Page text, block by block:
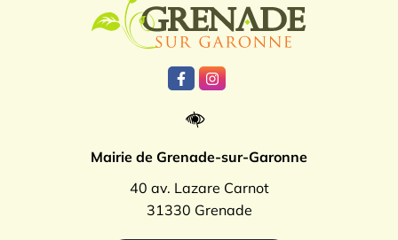
Lien vers le compte Facebook
Lien vers le compte
Mairie de Grenade-sur-Garonne
40 av. Lazare Carnot
31330 Grenade